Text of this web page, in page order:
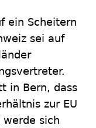
ein Scheitern
sei auf
in Bern, dass
zur EU
werde sich